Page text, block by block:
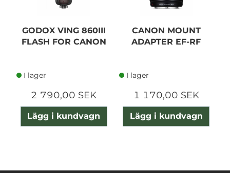
GODOX VING 860III
FLASH FOR CANON
I lager
2 790,00 SEK
Lägg i kundvagn
CANON MOUNT
ADAPTER EF-RF
I lager
1 170,00 SEK
Lägg i kundvagn